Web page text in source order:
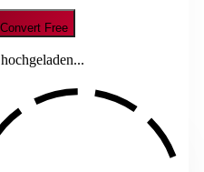
Convert Free